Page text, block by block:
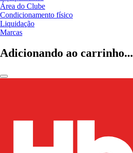
Área do Clube
Condicionamento físico
Liquidação
Marcas
Adicionando ao carrinho...